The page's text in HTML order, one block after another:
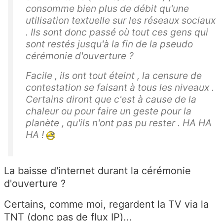
consomme bien plus de débit qu'une
utilisation textuelle sur les réseaux sociaux
. Ils sont donc passé où tout ces gens qui
sont restés jusqu'à la fin de la pseudo
cérémonie d'ouverture ?
Facile , ils ont tout éteint , la censure de
contestation se faisant à tous les niveaux .
Certains diront que c'est à cause de la
chaleur ou pour faire un geste pour la
planète , qu'ils n'ont pas pu rester . HA HA
HA !
La baisse d'internet durant la cérémonie
d'ouverture ?
Certains, comme moi, regardent la TV via la
TNT (donc pas de flux IP)...